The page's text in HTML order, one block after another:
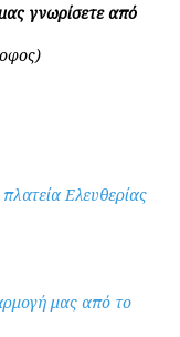
γνωρίσετε από